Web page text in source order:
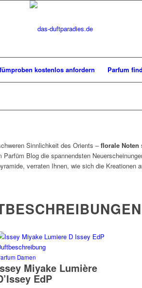
kostenlos anfordern Parfum
Sinnlichkeit des Orients –florale Noten
Blog die spannendsten
verraten Ihnen, wie sich die Kreationen
Damen
Miyake Lumière
EdP